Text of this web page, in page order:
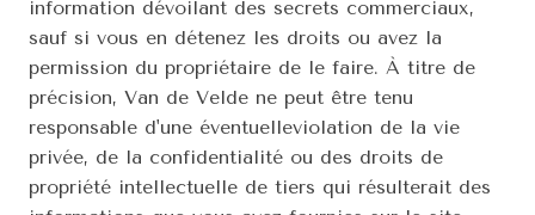
information dévoilant des secrets commerciaux,
sauf si vous en détenez les droits ou avez la
permission du propriétaire de le faire. À titre de
précision, Van de Velde ne peut être tenu
responsable d'une éventuelleviolation de la vie
privée, de la confidentialité ou des droits de
propriété intellectuelle de tiers qui résulterait des